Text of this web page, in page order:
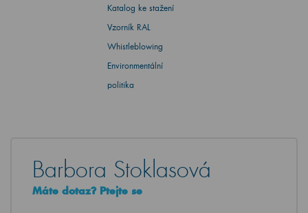
Katalog ke stažení
Vzorník RAL
Whistleblowing
Environmentální
politika
Barbora Stoklasová
Máte dotaz? Ptejte se